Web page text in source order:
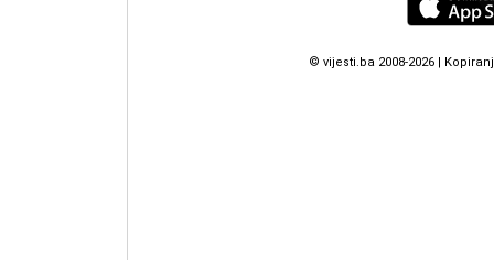
© vijesti.ba 2008-2026 |